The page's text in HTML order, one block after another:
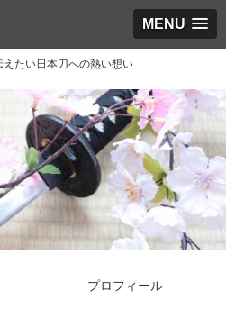
MENU
たい日本刀への熱い想い
プロフィール